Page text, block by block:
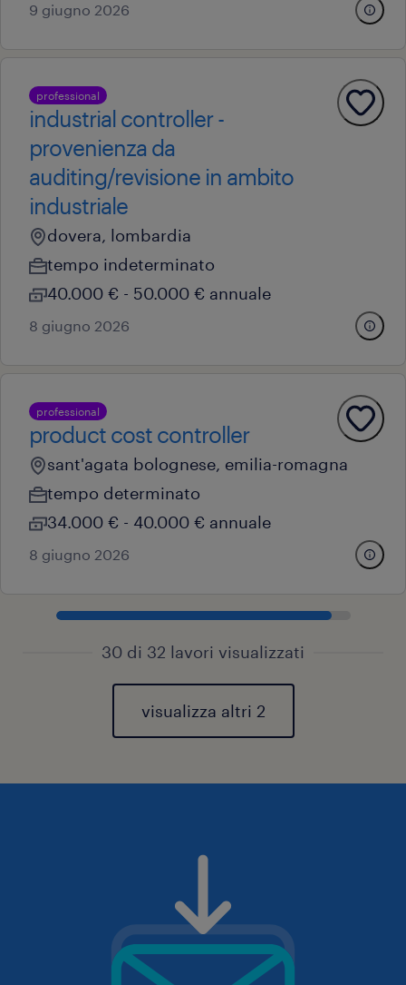
9 giugno 2026
professional
industrial controller -
provenienza da
auditing/revisione in ambito
industriale
dovera, lombardia
tempo indeterminato
40.000 € - 50.000 € annuale
8 giugno 2026
professional
product cost controller
sant'agata bolognese, emilia-romagna
tempo determinato
34.000 € - 40.000 € annuale
8 giugno 2026
30 di 32 lavori visualizzati
visualizza altri 2